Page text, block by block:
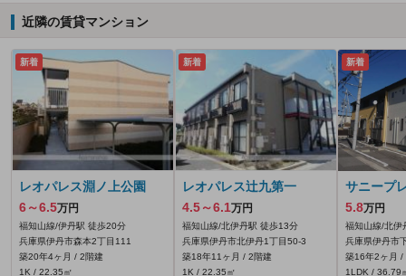
近隣の賃貸マンション
新着
レオパレス淵ノ上公園
6～6.5万円
福知山線/伊丹駅 徒歩20分
兵庫県伊丹市森本2丁目111
築20年4ヶ月 / 2階建
1K / 22.35㎡
新着
レオパレス辻九第一
4.5～6.1万円
福知山線/北伊丹駅 徒歩13分
兵庫県伊丹市北伊丹1丁目50‐3
築18年11ヶ月 / 2階建
1K / 22.35㎡
新着
サニープ
5.8万円
福知山線/北伊
兵庫県伊丹市
築16年2ヶ月 /
1LDK / 36.79